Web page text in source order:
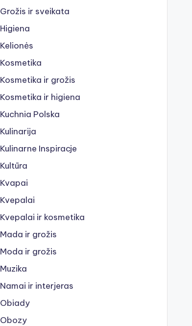
Grožis ir sveikata
Higiena
Kelionės
Kosmetika
Kosmetika ir grožis
Kosmetika ir higiena
Kuchnia Polska
Kulinarija
Kulinarne Inspiracje
Kultūra
Kvapai
Kvepalai
Kvepalai ir kosmetika
Mada ir grožis
Moda ir grožis
Muzika
Namai ir interjeras
Obiady
Obozy